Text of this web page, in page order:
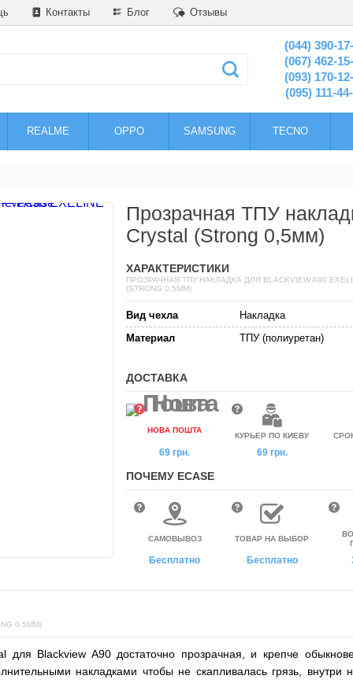
Контакты Блог Отзывы
(044) 390-
(067) 462-
(093) 170-
(095) 111-
REALME OPPO SAMSUNG TECNO
Прозрачная ТПУ
Crystal (Strong 0,5мм)
ХАРАКТЕРИСТИКИ
ПРОЗРАЧНАЯ ТПУ НАКЛАДКА ДЛЯ BLACKVIEW A90
(STRONG 0,5ММ)
Вид чехла
Накладка
Материал
ТПУ (полиуретан)
ДОСТАВКА
НОВА ПОШТА
69 грн.
КУРЬЕР ПО КИЕВУ
69 грн.
ПОЧЕМУ ECASE
САМОВЫВОЗ
Бесплатно
ТОВАР НА ВЫБОР
Бесплатно
0,5ММ)
для Blackview A90 достаточно прозрачная, и крепче
накладками чтобы не скапливалась грязь, внутри